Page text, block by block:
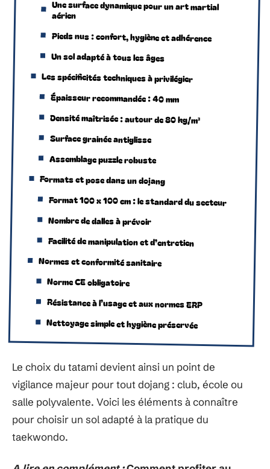
Une surface dynamique pour un art martial
aérien
Pieds nus : confort, hygiène et adhérence
Un sol adapté à tous les âges
Les spécificités techniques à privilégier
Épaisseur recommandée : 40 mm
Densité maîtrisée : autour de 80 kg/m³
Surface grainée antiglisse
Assemblage puzzle robuste
Formats et pose dans un dojang
Format 100 x 100 cm : le standard du secteur
Nombre de dalles à prévoir
Facilité de manipulation et d’entretien
Normes et conformité sanitaire
Norme CE obligatoire
Résistance à l’usage et aux normes ERP
Nettoyage simple et hygiène préservée
Le choix du tatami devient ainsi un point de
vigilance majeur pour tout dojang : club, école ou
salle polyvalente. Voici les éléments à connaître
pour choisir un sol adapté à la pratique du
taekwondo.